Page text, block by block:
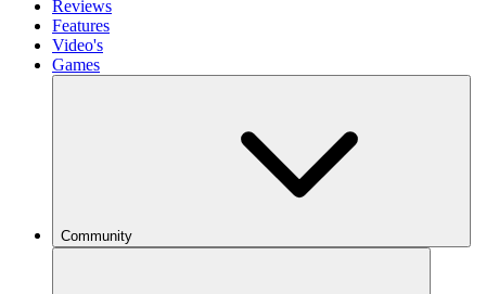
Reviews
Features
Video's
Games
Community